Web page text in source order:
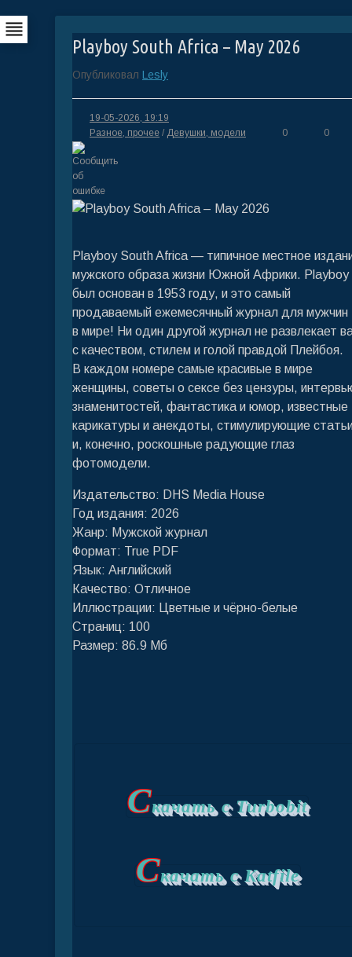
Playboy South Africa – May 2026
Опубликовал Lesly
19-05-2026, 19:19
Разное, прочее / Девушки, модели 0 0
Playboy South Africa — типичное местное
мужского образа жизни Южной Африки. Playboy
был основан в 1953 году, и это самый
продаваемый ежемесячный журнал для мужчин
в мире! Ни один другой журнал не развлекает
с качеством, стилем и голой правдой Плейбоя.
В каждом номере самые красивые в мире
женщины, советы о сексе без цензуры,
знаменитостей, фантастика и юмор, известные
карикатуры и анекдоты, стимулирующие
и, конечно, роскошные радующие глаз
фотомодели.
Издательство: DHS Media House
Год издания: 2026
Жанр: Мужской журнал
Формат: True PDF
Язык: Английский
Качество: Отличное
Иллюстрации: Цветные и чёрно-белые
Страниц: 100
Размер: 86.9 Мб
Скачать с Turbobit
Скачать с Katfile